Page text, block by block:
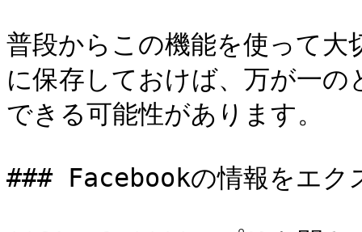
普段からこの機能を使って
に保存しておけば、万が一
できる可能性があります。
### Facebookの情報をエク